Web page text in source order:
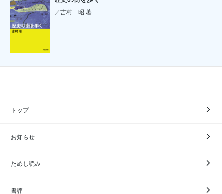
／吉村 昭 著
トップ
お知らせ
ためし読み
書評